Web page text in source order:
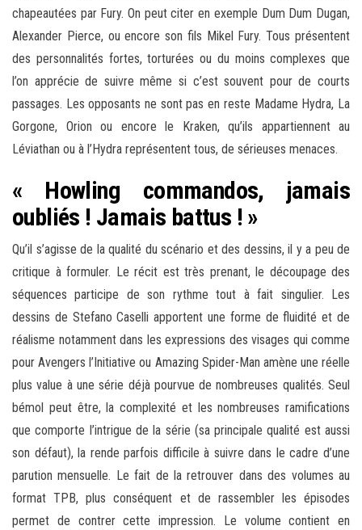
chapeautées par Fury. On peut citer en exemple Dum Dum Dugan,
Alexander Pierce, ou encore son fils Mikel Fury. Tous présentent
des personnalités fortes, torturées ou du moins complexes que
l’on apprécie de suivre même si c’est souvent pour de courts
passages. Les opposants ne sont pas en reste Madame Hydra, La
Gorgone, Orion ou encore le Kraken, qu’ils appartiennent au
Léviathan ou à l’Hydra représentent tous, de sérieuses menaces.
« Howling commandos, jamais
oubliés ! Jamais battus ! »
Qu’il s’agisse de la qualité du scénario et des dessins, il y a peu de
critique à formuler. Le récit est très prenant, le découpage des
séquences participe de son rythme tout à fait singulier. Les
dessins de Stefano Caselli apportent une forme de fluidité et de
réalisme notamment dans les expressions des visages qui comme
pour Avengers l’Initiative ou Amazing Spider-Man amène une réelle
plus value à une série déjà pourvue de nombreuses qualités. Seul
bémol peut être, la complexité et les nombreuses ramifications
que comporte l’intrigue de la série (sa principale qualité est aussi
son défaut), la rende parfois difficile à suivre dans le cadre d’une
parution mensuelle. Le fait de la retrouver dans des volumes au
format TPB, plus conséquent et de rassembler les épisodes
permet de contrer cette impression. Le volume contient en